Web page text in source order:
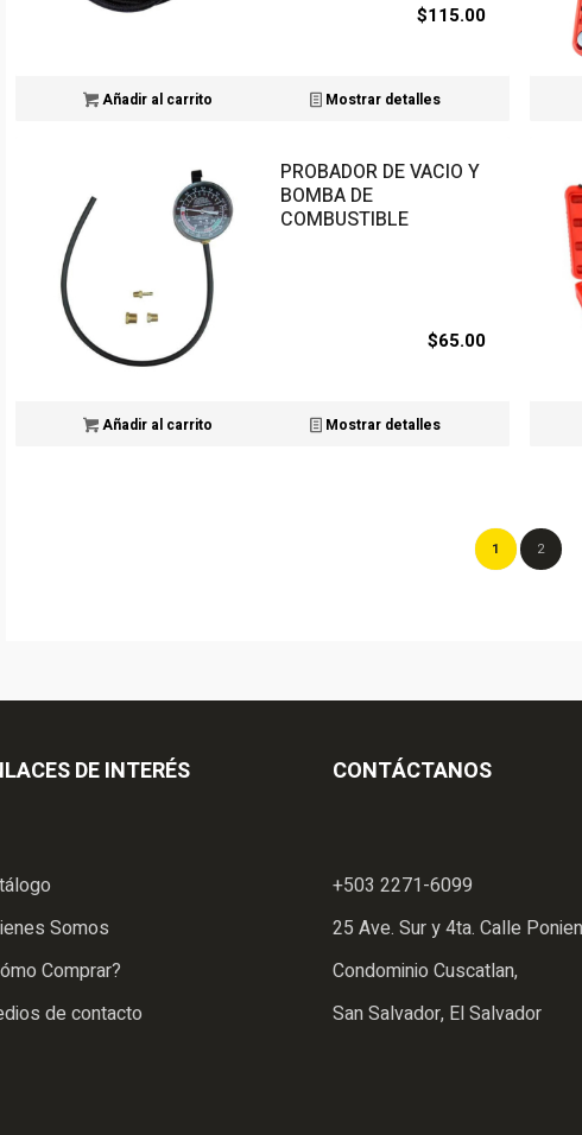
$115.00
Añadir al carrito Mostrar detalles
PROBADOR DE VACIO Y
BOMBA DE
COMBUSTIBLE
$65.00
Añadir al carrito Mostrar detalles
1 2
DE INTERÉS
Somos
Comprar?
de contacto
CONTÁCTANOS
+503 2271-6099
25 Ave. Sur y 4ta. Calle
Condominio Cuscatlan,
San Salvador, El Salvador